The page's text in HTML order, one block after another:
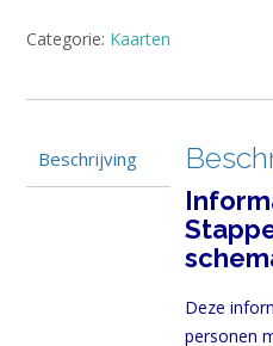
MCAS
aantal
Categorie: Kaarten
Beschrijving
Deze
personen